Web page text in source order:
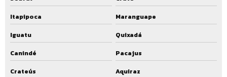
Itapipoca
Maranguape
Iguatu
Quixadá
Canindé
Pacajus
Crateús
Aquiraz